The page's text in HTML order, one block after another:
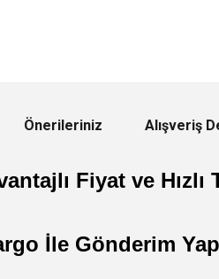
Önerileriniz Alışveriş
Fiyat ve Hızlı
İle Gönderim